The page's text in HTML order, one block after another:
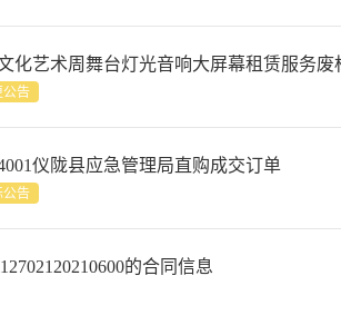
化艺术周舞台灯光音响大屏幕租赁服务废
公告
仪陇县应急管理局直购成交订单
公告
的合同信息